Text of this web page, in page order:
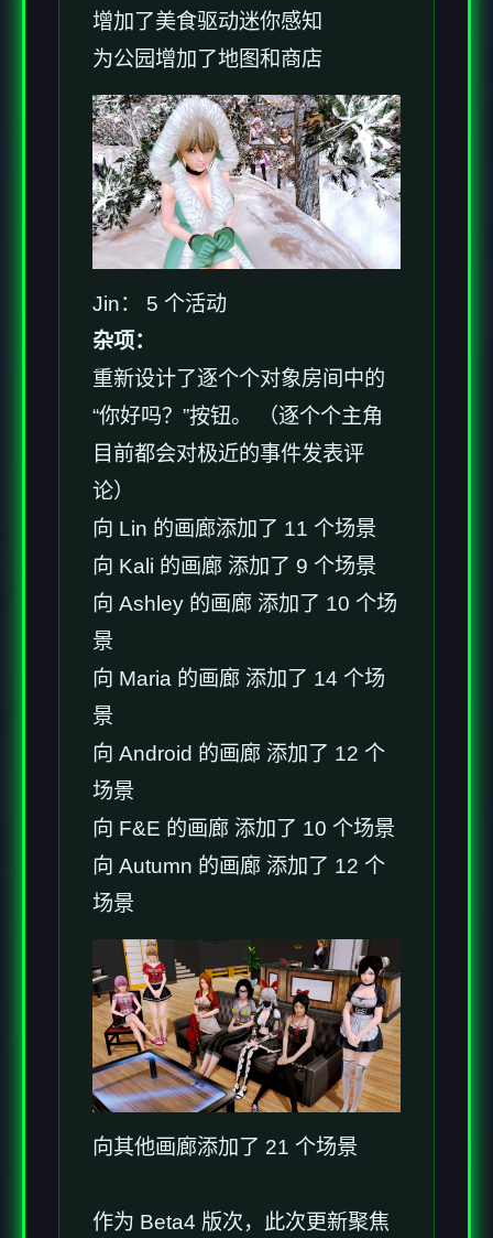
增加了美食驱动迷你感知
为公园增加了地图和商店
Jin： 5 个活动
杂项：
重新设计了逐个个对象房间中的
“你好吗？”按钮。 （逐个个主角
目前都会对极近的事件发表评
论）
向 Lin 的画廊添加了 11 个场景
向 Kali 的画廊 添加了 9 个场景
向 Ashley 的画廊 添加了 10 个场
景
向 Maria 的画廊 添加了 14 个场
景
向 Android 的画廊 添加了 12 个
场景
向 F&E 的画廊 添加了 10 个场景
向 Autumn 的画廊 添加了 12 个
场景
向其他画廊添加了 21 个场景
作为 Beta4 版次，此次更新聚焦